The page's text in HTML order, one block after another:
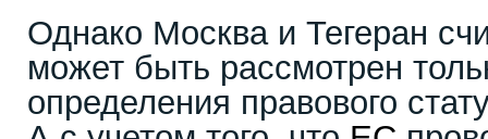
Однако Москва и Тегеран
может быть рассмотрен
определения правового